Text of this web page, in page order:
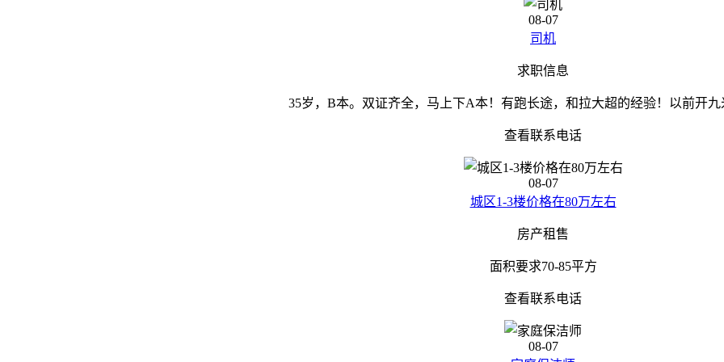
08-07
司机
求职信息
35岁，B本。双证齐全，马上下A本！有跑长途，和拉大超的经验！以前开九
查看联系电话
08-07
城区1-3楼价格在80万左右
房产租售
面积要求70-85平方
查看联系电话
08-07